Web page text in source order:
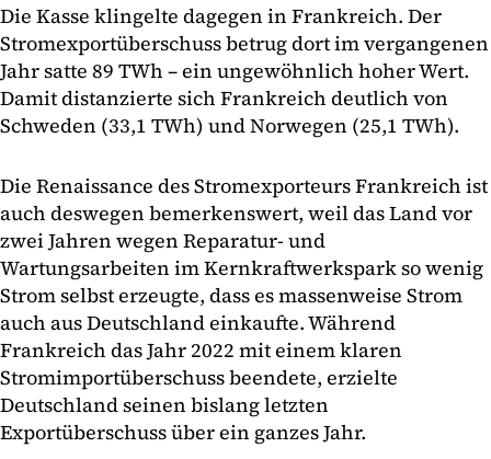
Die Kasse klingelte dagegen in Frankreich. Der
Stromexportüberschuss betrug dort im vergangenen
Jahr satte 89 TWh – ein ungewöhnlich hoher Wert.
Damit distanzierte sich Frankreich deutlich von
Schweden (33,1 TWh) und Norwegen (25,1 TWh).
Die Renaissance des Stromexporteurs Frankreich ist
auch deswegen bemerkenswert, weil das Land vor
zwei Jahren wegen Reparatur- und
Wartungsarbeiten im Kernkraftwerkspark so wenig
Strom selbst erzeugte, dass es massenweise Strom
auch aus Deutschland einkaufte. Während
Frankreich das Jahr 2022 mit einem klaren
Stromimportüberschuss beendete, erzielte
Deutschland seinen bislang letzten
Exportüberschuss über ein ganzes Jahr.